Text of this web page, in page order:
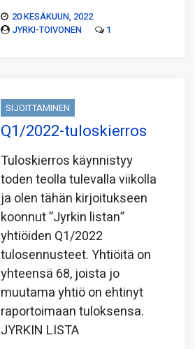
20 KESÄKUUN, 2022
JYRKI-TOIVONEN
1
SIJOITTAMINEN
Q1/2022-tuloskierros
Tuloskierros käynnistyy
toden teolla tulevalla viikolla
ja olen tähän kirjoitukseen
koonnut ”Jyrkin listan”
yhtiöiden Q1/2022
tulosennusteet. Yhtiöitä on
yhteensä 68, joista jo
muutama yhtiö on ehtinyt
raportoimaan tuloksensa.
JYRKIN LISTA